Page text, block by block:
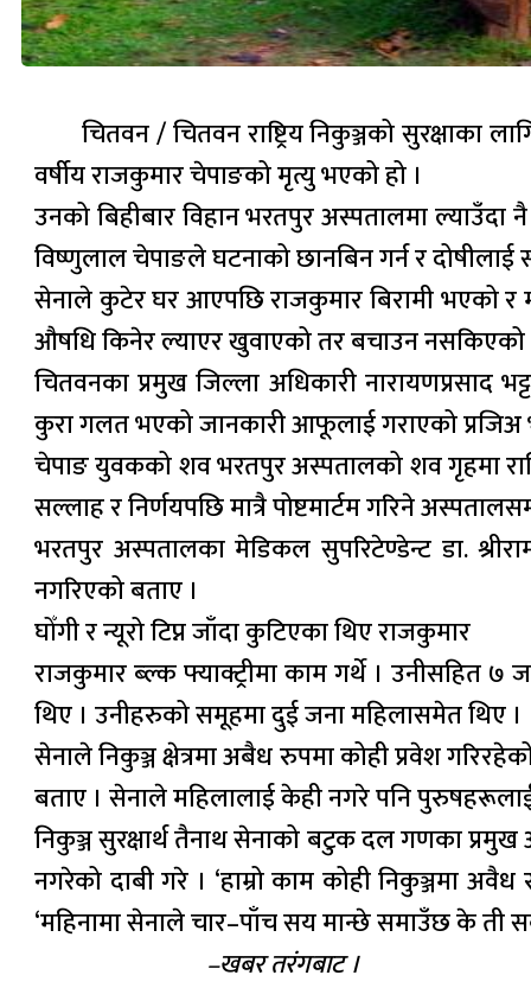
चितवन / चितवन राष्ट्रिय निकुञ्जको
वर्षीय राजकुमार चेपाङको मृत्यु भएको हो ।
उनको बिहीबार विहान भरतपुर अस्पतालमा
विष्णुलाल चेपाङले घटनाको छानबिन गर्न र
सेनाले कुटेर घर आएपछि राजकुमार बिरामी भएको
औषधि किनेर ल्याएर खुवाएको तर बचाउन
चितवनका प्रमुख जिल्ला अधिकारी नारायणप्रसाद
कुरा गलत भएको जानकारी आफूलाई गराएको प्रजिअ
चेपाङ युवकको शव भरतपुर अस्पतालको शव गृहमा
सल्लाह र निर्णयपछि मात्रै पोष्टमार्टम गरिने
भरतपुर अस्पतालका मेडिकल सुपरिटेण्डेन्ट डा.
नगरिएको बताए ।
घोँगी र न्यूरो टिप्न जाँदा कुटिएका थिए राजकुमार
राजकुमार ब्ल्क फ्याक्ट्रीमा काम गर्थे । उनीसहित ७
थिए । उनीहरुको समूहमा दुई जना महिलासमेत थिए ।
सेनाले निकुञ्ज क्षेत्रमा अबैध रुपमा कोही प्रवेश
बताए । सेनाले महिलालाई केही नगरे पनि
निकुञ्ज सुरक्षार्थ तैनाथ सेनाको बटुक दल गणका प्रमुख
नगरेको दाबी गरे । ‘हाम्रो काम कोही निकुञ्जमा
‘महिनामा सेनाले चार–पाँच सय मान्छे समाउँछ के
–खबर तरंगबाट ।